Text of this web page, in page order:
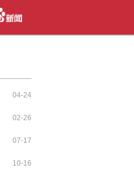
04-24
02-26
07-17
10-16